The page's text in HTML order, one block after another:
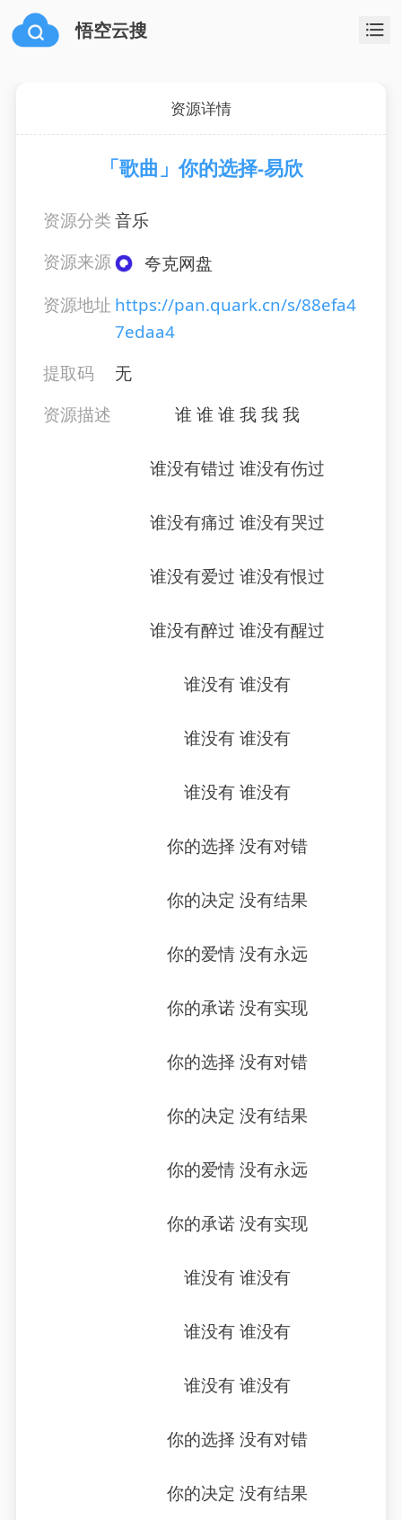
悟空云搜
资源详情
「歌曲」你的选择-易欣
资源分类音乐
资源来源
夸克网盘
资源地址 https://pan.quark.cn/s/88efa4
7edaa4
提取码
无
资源描述
谁 谁 谁 我 我 我
谁没有错过 谁没有伤过
谁没有痛过 谁没有哭过
谁没有爱过 谁没有恨过
谁没有醉过 谁没有醒过
谁没有 谁没有
谁没有 谁没有
谁没有 谁没有
你的选择 没有对错
你的决定 没有结果
你的爱情 没有永远
你的承诺 没有实现
你的选择 没有对错
你的决定 没有结果
你的爱情 没有永远
你的承诺 没有实现
谁没有 谁没有
谁没有 谁没有
谁没有 谁没有
你的选择 没有对错
你的决定 没有结果